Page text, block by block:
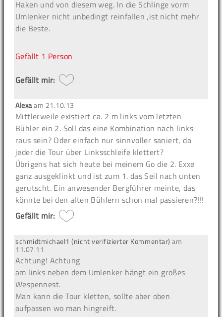
Haken und von diesem weg. In die Schlinge vorm
Umlenker nicht unbedingt reinfallen ,ist nicht mehr
die Beste.
Gefällt 1 Person
Gefällt mir:
Alexaam 21.10.13
Mittlerweile existiert ca. 2 m links vom letzten
Bühler ein 2. Soll das eine Kombination nach links
raus sein? Oder einfach nur sinnvoller saniert, da
jeder die Tour über Linksschleife klettert?
Übrigens hat sich heute bei meinem Go die 2. Exxe
ganz ausgeklinkt und ist zum 1. das Seil nach unten
gerutscht. Ein anwesender Bergführer meinte, das
könnte bei den alten Bühlern schon mal passieren?!!!
Gefällt mir:
schmidtmichael1 (nicht verifizierter Kommentar) am
11.07.11
Achtung! Achtung
am links neben dem Umlenker hängt ein großes
Wespennest.
Man kann die Tour kletten, sollte aber oben
aufpassen wo man hingreift.